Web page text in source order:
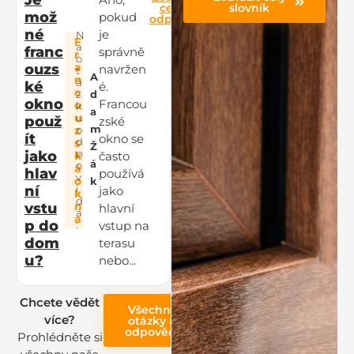
mož
né
franc
ouzs
ké
okno
použ
ít
jako
hlav
ní
vstu
p do
dom
u?
F
r
a
n
c
o
u
z
s
k
á
o
k
n
a
N
a
o
t
á
z
k
u
o
d
p
o
v
í
d
á
:
A
d
a
m
Ž
á
k
pokud
je
správně
navržen
é.
Francou
zské
okno se
často
používá
jako
hlavní
vstup na
terasu
nebo...
celou
odpověď
Chcete vědět
více?
Prohlédněte si
Všechny
otázky a
odpovědi
slovník